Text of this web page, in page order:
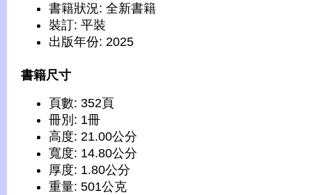
書籍狀況: 全新書籍
裝訂: 平裝
出版年份: 2025
書籍尺寸
頁數: 352頁
冊別: 1冊
高度: 21.00公分
寬度: 14.80公分
厚度: 1.80公分
重量: 501公克